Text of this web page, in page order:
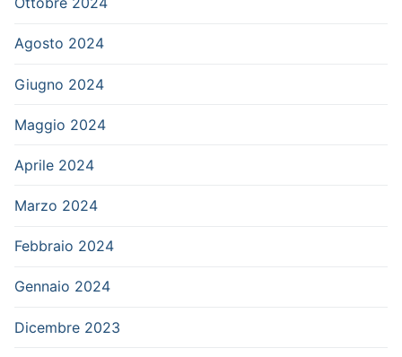
Agosto 2024
Giugno 2024
Maggio 2024
Aprile 2024
Marzo 2024
Febbraio 2024
Gennaio 2024
Dicembre 2023